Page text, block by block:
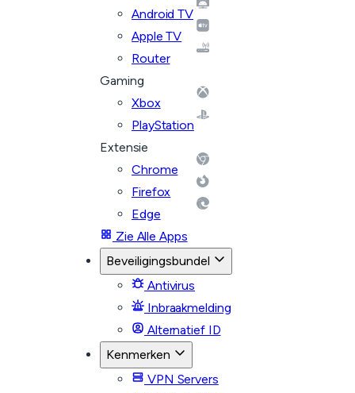
Android TV
Apple TV
Router
Gaming
Xbox
PlayStation
Extensie
Chrome
Firefox
Edge
Zie Alle Apps
Beveiligingsbundel
Antivirus
Inbraakmelding
Alternatief ID
Kenmerken
VPN Servers